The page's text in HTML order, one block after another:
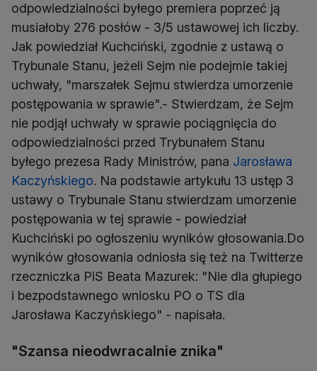
odpowiedzialności byłego premiera poprzeć ją
musiałoby 276 posłów - 3/5 ustawowej ich liczby.
Jak powiedział Kuchciński, zgodnie z ustawą o
Trybunale Stanu, jeżeli Sejm nie podejmie takiej
uchwały, "marszałek Sejmu stwierdza umorzenie
postępowania w sprawie".- Stwierdzam, że Sejm
nie podjął uchwały w sprawie pociągnięcia do
odpowiedzialności przed Trybunałem Stanu
byłego prezesa Rady Ministrów, pana Jarosława
Kaczyńskiego. Na podstawie artykułu 13 ustęp 3
ustawy o Trybunale Stanu stwierdzam umorzenie
postępowania w tej sprawie - powiedział
Kuchciński po ogłoszeniu wyników głosowania.Do
wyników głosowania odniosła się też na Twitterze
rzeczniczka PiS Beata Mazurek: "Nie dla głupiego
i bezpodstawnego wniosku PO o TS dla
Jarosława Kaczyńskiego" - napisała.
"Szansa nieodwracalnie znika"